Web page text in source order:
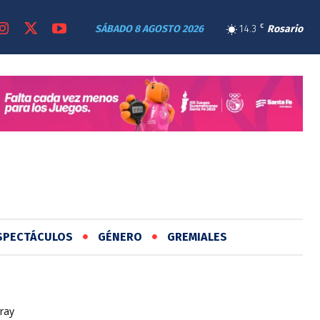
14.3 C Rosario
SÁBADO 8 AGOSTO 2026
GÉNERO GREMIALES